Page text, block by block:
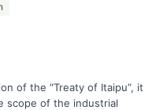
of the “Treaty of Itaipu”, it
scope of the industrial